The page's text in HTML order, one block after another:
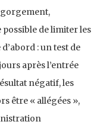
de limiter les
: un test de
après l’entrée
négatif, les
être « allégées »,